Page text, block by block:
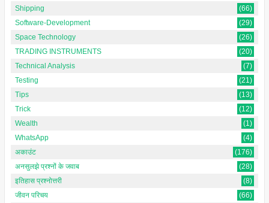
Shipping
(66)
Software-Development
(29)
Space Technology
(26)
TRADING INSTRUMENTS
(20)
Technical Analysis
(7)
Testing
(21)
Tips
(13)
Trick
(12)
Wealth
(1)
WhatsApp
(4)
अकाउंट
(176)
अनसुलझे प्रश्नों के जवाब
(28)
इतिहास प्रश्नोत्तरी
(8)
जीवन परिचय
(66)